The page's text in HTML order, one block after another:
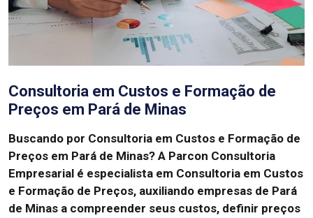
Consultoria em Custos e Formação de
Preços em Pará de Minas
Buscando por Consultoria em Custos e Formação de
Preços em Pará de Minas? A Parcon Consultoria
Empresarial é especialista em Consultoria em Custos
e Formação de Preços, auxiliando empresas de Pará
de Minas a compreender seus custos, definir preços